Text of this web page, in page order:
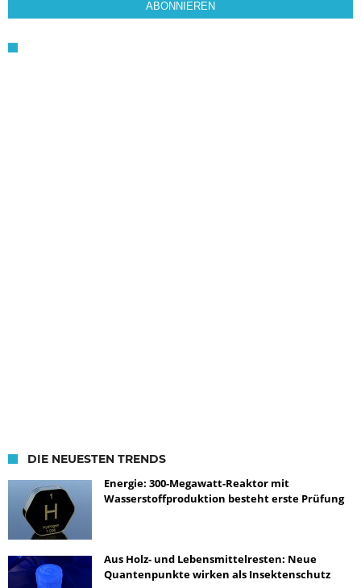
ABONNIEREN
DIE NEUESTEN TRENDS
Energie: 300-Megawatt-Reaktor mit
Wasserstoffproduktion besteht erste Prüfung
Aus Holz- und Lebensmittelresten: Neue
Quantenpunkte wirken als Insektenschutz